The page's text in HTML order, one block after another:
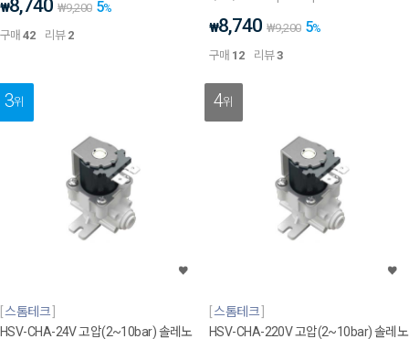
₩8,740 ₩9,200 5%
구매42 리뷰 2
₩8,740 ₩9,200 5%
구매 12 리뷰3
3위
스톰테크
HSV-CHA-24V 고압(2~10bar) 솔레노
4위
스톰테크
HSV-CHA-220V 고압(2~10bar) 솔레노